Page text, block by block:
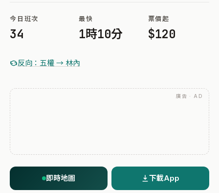
今日班次
34
最快
1時10分
票價起
$120
反向：五權 → 林內
廣告 · AD
即時地圖 下載App